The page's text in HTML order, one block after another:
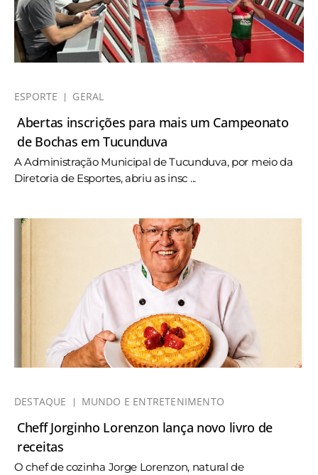
ESPORTE GERAL
Abertas inscrições para mais um Campeonato
de Bochas em Tucunduva
A Administração Municipal de Tucunduva, por meio da
Diretoria de Esportes, abriu as insc ...
DESTAQUE MUNDO E ENTRETENIMENTO
Cheff Jorginho Lorenzon lança novo livro de
receitas
O chef de cozinha Jorge Lorenzon, natural de